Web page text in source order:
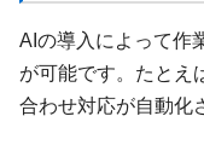
AIの導入によって作
が可能です。たとえ
合わせ対応が自動化